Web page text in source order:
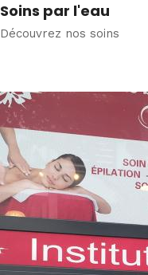
Soins par l'eau
Découvrez nos soins